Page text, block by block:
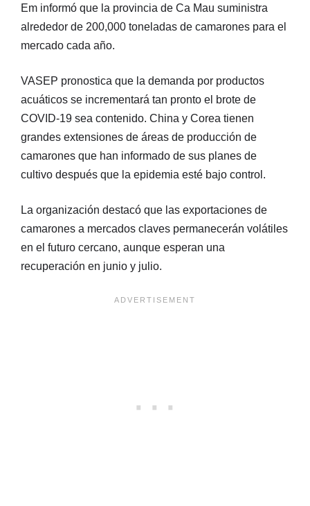
Em informó que la provincia de Ca Mau suministra
alrededor de 200,000 toneladas de camarones para el
mercado cada año.
VASEP pronostica que la demanda por productos
acuáticos se incrementará tan pronto el brote de
COVID-19 sea contenido. China y Corea tienen
grandes extensiones de áreas de producción de
camarones que han informado de sus planes de
cultivo después que la epidemia esté bajo control.
La organización destacó que las exportaciones de
camarones a mercados claves permanecerán volátiles
en el futuro cercano, aunque esperan una
recuperación en junio y julio.